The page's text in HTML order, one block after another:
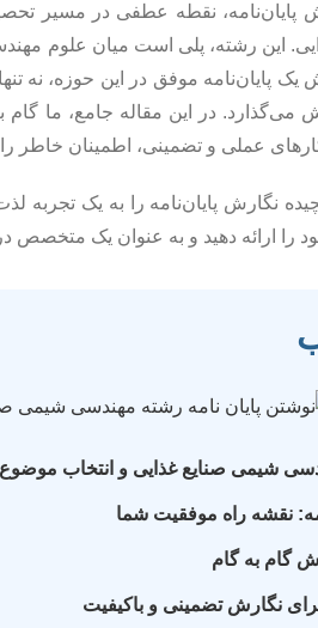
پایان‌نامه، نقطه عطفی در مسیر
این رشته، پلی است میان علوم
پایان‌نامه موفق در این حوزه، نه
می‌گذارد. در این مقاله جامع، ما
عملی و تضمینی، اطمینان خاطر
نگارش پایان‌نامه را به یک تجربه
را ارائه دهید و به عنوان یک متخصص
شیمی صنایع غذایی و انتخاب موضوع
نقشه راه موفقیت شما
گام به گام
نگارش تضمینی و باکیفیت